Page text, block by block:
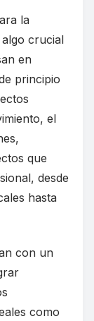
la
crucial
en
principio
el
que
desde
hasta
con un
como